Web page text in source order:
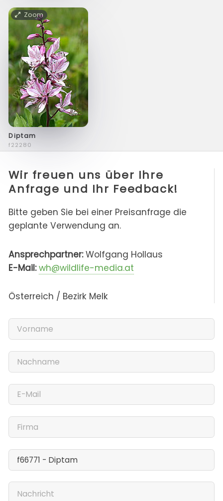
Zoom
Diptam
f22280
Wir freuen uns über Ihre
Anfrage und Ihr Feedback!
Bitte geben Sie bei einer Preisanfrage die
geplante Verwendung an.
Ansprechpartner:Wolfgang Hollaus
E-Mail: wh@wildlife-media.at
Österreich / Bezirk Melk